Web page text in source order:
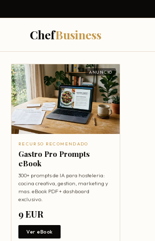
ChefBusiness
ANUNCIO
RECURSO RECOMENDADO
Gastro Pro Prompts
eBook
300+ prompts de IA para hosteleria:
cocina creativa, gestion, marketing y
mas. eBook PDF + dashboard
exclusivo.
9 EUR
Ver eBook